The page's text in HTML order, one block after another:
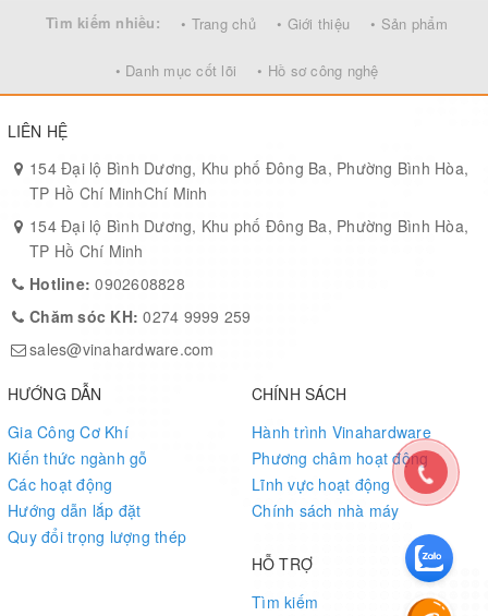
Pát (bát) chốt móc P8298 20x38x15mm
Tìm kiếm nhiều: • Trang chủ • Giới thiệu • Sản phẩm
• Danh mục cốt lõi • Hồ sơ công nghệ
LIÊN HỆ
154 Đại lộ Bình Dương, Khu phố Đông Ba, Phường Bình Hòa,
TP Hồ Chí MinhChí Minh
154 Đại lộ Bình Dương, Khu phố Đông Ba, Phường Bình Hòa,
TP Hồ Chí Minh
Hotline:0902608828
Chăm sóc KH:0274 9999 259
sales@vinahardware.com
HƯỚNG DẪN
Gia Công Cơ Khí
Kiến thức ngành gỗ
Các hoạt động
Hướng dẫn lắp đặt
Quy đổi trọng lượng thép
CHÍNH SÁCH
Hành trình Vinahardware
Phương châm hoạt động
Lĩnh vực hoạt động
Chính sách nhà máy
HỖ TRỢ
Tìm kiếm